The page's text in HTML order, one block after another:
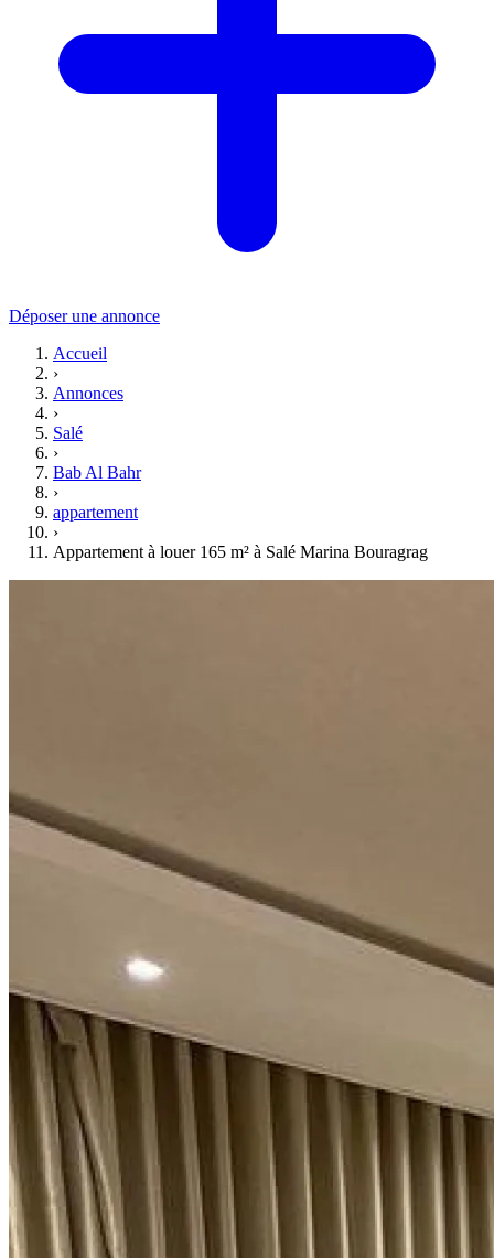
Déposer une annonce
Accueil
›
Annonces
›
Salé
›
Bab Al Bahr
›
appartement
›
Appartement à louer 165 m² à Salé Marina Bouragrag